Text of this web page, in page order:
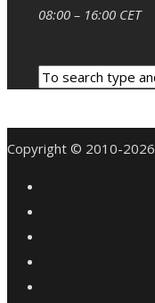
08:00 – 16:00 CET
Copyright © 2010-2026